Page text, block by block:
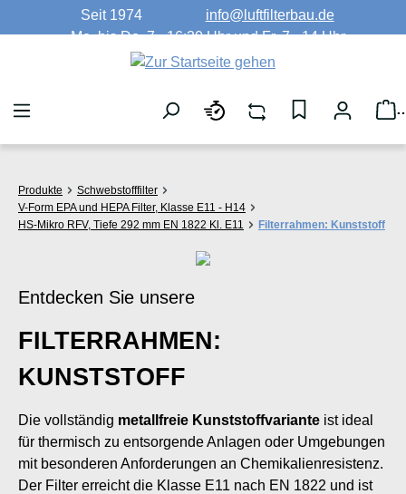
Zum Hauptinhalt springen
Seit 1974
info@luftfilterbau.de
Mo. bis Do. 7 - 16:30 Uhr und Fr. 7 - 14 Uhr
Produkte
Schwebstofffilter
V-Form EPA und HEPA Filter, Klasse E11 - H14
HS-Mikro RFV, Tiefe 292 mm EN 1822 Kl. E11
Filterrahmen: Kunststoff
Entdecken Sie unsere
FILTERRAHMEN:
KUNSTSTOFF
Die vollständig metallfreie Kunststoffvariante ist ideal
für thermisch zu entsorgende Anlagen oder Umgebungen
mit besonderen Anforderungen an Chemikalienresistenz.
Der Filter erreicht die Klasse E11 nach EN 1822 und ist